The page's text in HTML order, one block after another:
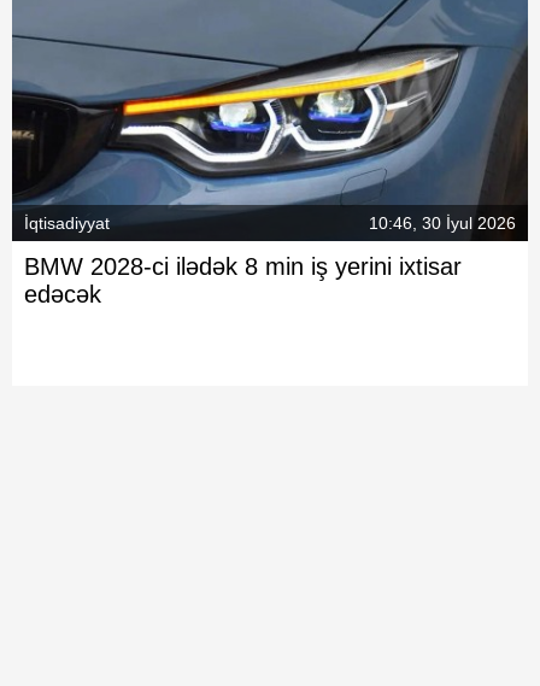
İqtisadiyyat 10:46, 30 İyul 2026
BMW 2028-ci ilədək 8 min iş yerini ixtisar
edəcək